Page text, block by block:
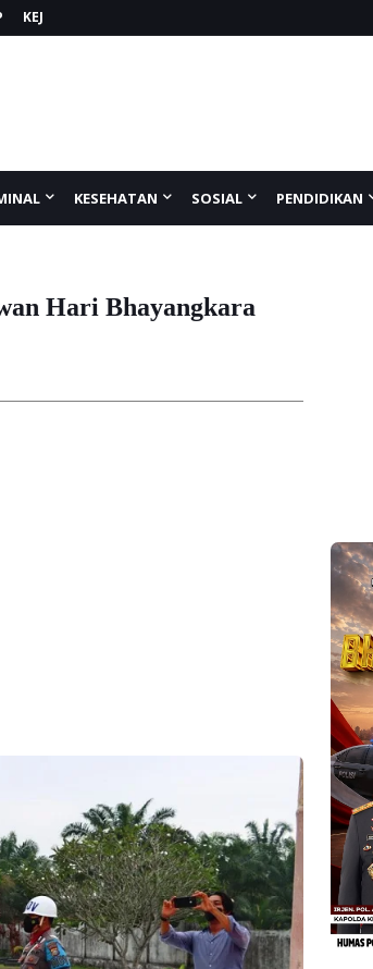
KEJ
KESEHATAN SOSIAL PENDIDIKAN
Hari Bhayangkara